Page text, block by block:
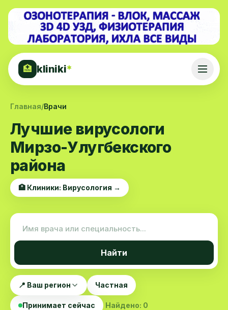
🏥 kliniki*
Главная/Врачи
Лучшие вирусологи
Мирзо-Улугбекского
района
🏥 Клиники: Вирусология →
Найти
📍 Ваш регион Частная
Принимает сейчас Найдено: 0